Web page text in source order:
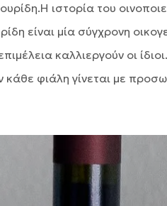
ιστορία του
είναι μία σύγχρονη
καλλιεργούν οι
φιάλη γίνεται με